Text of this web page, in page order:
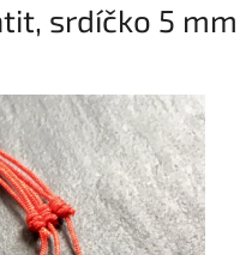
srdíčko 5 mm